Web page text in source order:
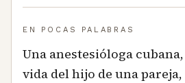
EN POCAS PALABRAS
Una anestesióloga
vida del hijo de una